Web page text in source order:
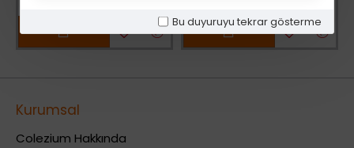
Bu duyuruyu tekrar gösterme
Kurumsal
Colezium Hakkında